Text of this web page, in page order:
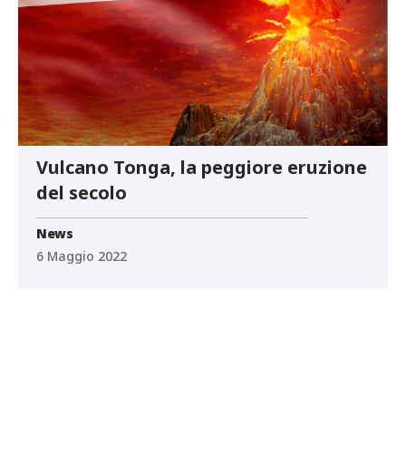
Vulcano Tonga, la peggiore eruzione
del secolo
News
6 Maggio 2022